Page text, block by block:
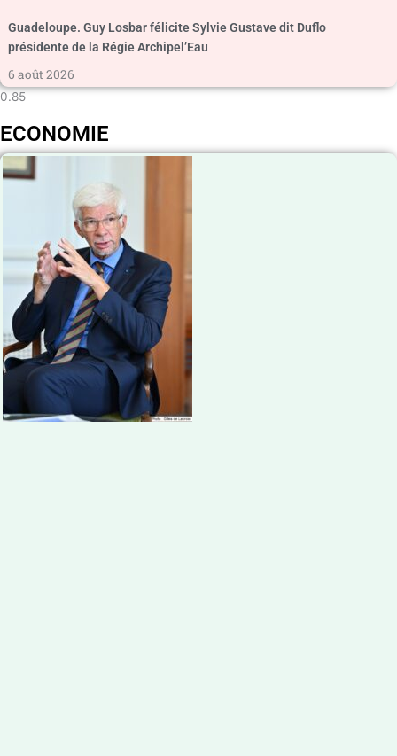
Guadeloupe. Guy Losbar félicite Sylvie Gustave dit Duflo
présidente de la Régie Archipel’Eau
6 août 2026
ECONOMIE